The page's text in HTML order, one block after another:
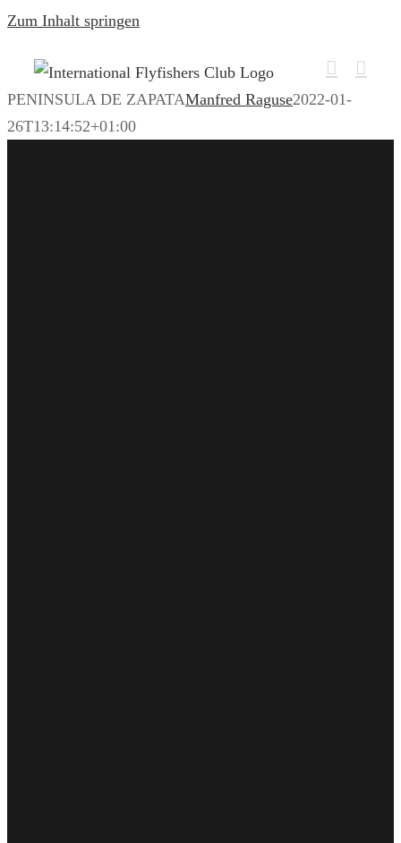
Zum Inhalt springen
PENINSULA DE ZAPATAManfred Raguse2022-01-
26T13:14:52+01:00